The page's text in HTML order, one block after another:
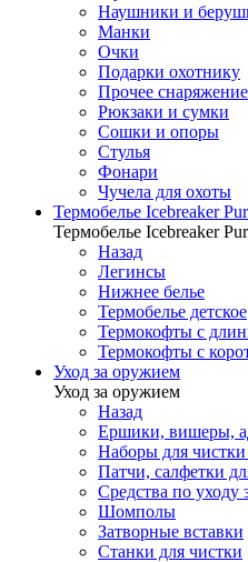
Наушники и
Манки
Очки
Подарки охотнику
Прочее
Рюкзаки и сумки
Сошки и опоры
Стулья
Фонари
Чучела для охоты
Термобелье Icebreaker
Термобелье Icebreaker
Назад
Легинсы
Нижнее белье
Термобелье детское
Термокофты с
Термокофты с
Уход за оружием
Уход за оружием
Назад
Ершики, вишеры,
Наборы для
Патчи, салфетки
Средства по уходу
Шомполы
Затворные вставки
Станки для чистки